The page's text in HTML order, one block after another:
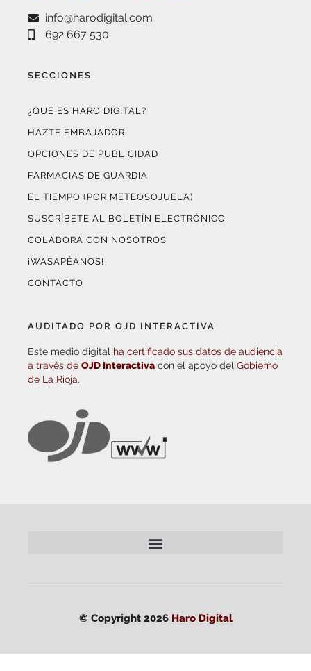
info@harodigital.com
692 667 530
SECCIONES
¿QUÉ ES HARO DIGITAL?
HAZTE EMBAJADOR
OPCIONES DE PUBLICIDAD
FARMACIAS DE GUARDIA
EL TIEMPO (POR METEOSOJUELA)
SUSCRÍBETE AL BOLETÍN ELECTRÓNICO
COLABORA CON NOSOTROS
¡WASAPÉANOS!
CONTACTO
AUDITADO POR OJD INTERACTIVA
Este medio digital ha certificado sus datos de audiencia
a través de OJD Interactiva con el apoyo del Gobierno
de La Rioja.
© Copyright 2026 Haro Digital